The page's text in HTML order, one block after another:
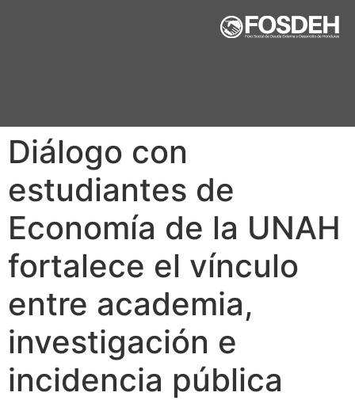
Diálogo con
estudiantes de
Economía de la UNAH
fortalece el vínculo
entre academia,
investigación e
incidencia pública